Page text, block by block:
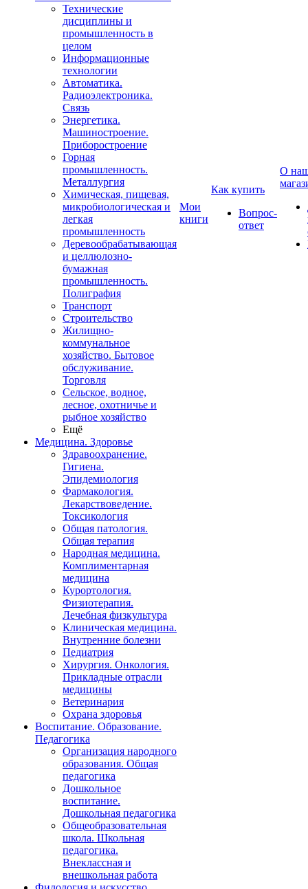
Технические
дисциплины и
промышленность в
целом
Информационные
технологии
Автоматика.
Радиоэлектроника.
Связь
Энергетика.
Машиностроение.
Приборостроение
Горная
промышленность.
Металлургия
Химическая, пищевая,
микробиологическая и
легкая
промышленность
Деревообрабатывающая
и целлюлозно-
бумажная
промышленность.
Полиграфия
Транспорт
Строительство
Жилищно-
коммунальное
хозяйство. Бытовое
обслуживание.
Торговля
Сельское, водное,
лесное, охотничье и
рыбное хозяйство
Ещё
Медицина. Здоровье
Здравоохранение.
Гигиена.
Эпидемиология
Фармакология.
Лекарствоведение.
Токсикология
Общая патология.
Общая терапия
Народная медицина.
Комплиментарная
медицина
Курортология.
Физиотерапия.
Лечебная физкультура
Клиническая медицина.
Внутренние болезни
Педиатрия
Хирургия. Онкология.
Прикладные отрасли
медицины
Ветеринария
Охрана здоровья
Воспитание. Образование.
Педагогика
Организация народного
образования. Общая
педагогика
Дошкольное
воспитание.
Дошкольная педагогика
Общеобразовательная
школа. Школьная
педагогика.
Внеклассная и
внешкольная работа
Мои
книги
Как купить
Вопрос-
ответ
О